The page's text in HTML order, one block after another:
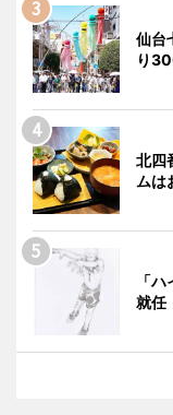
仙台
り
北四
ムは
「
就任